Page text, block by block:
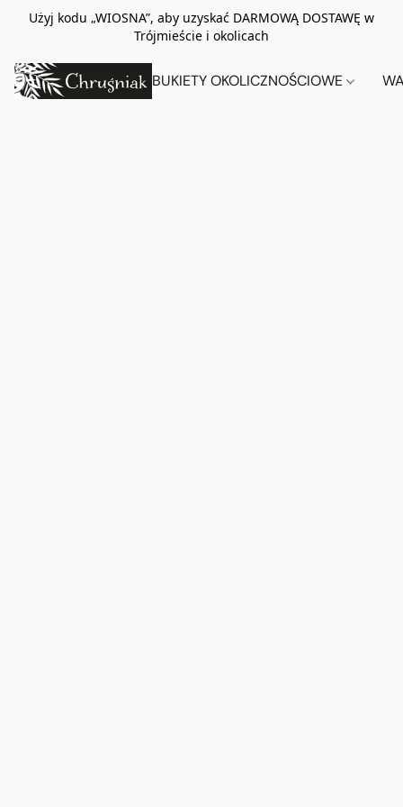
Użyj kodu „WIOSNA”, aby uzyskać DARMOWĄ DOSTAWĘ w
Trójmieście i okolicach
BUKIETY OKOLICZNOŚCIOWE